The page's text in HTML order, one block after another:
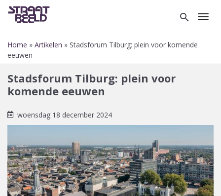
Overslaan
inhoud
gaan
search
Kruimelpad
Home Artikelen
Stadsforum Tilburg: plein voor komende
eeuwen
Stadsforum Tilburg: plein voor
komende eeuwen
woensdag 18 december 2024